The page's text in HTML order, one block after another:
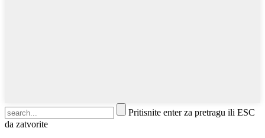
Pritisnite enter za pretragu ili ESC
da zatvorite